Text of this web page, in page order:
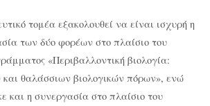
τομέα εξακολουθεί να είναι ισχυρή η
των δύο φορέων στο πλαίσιο του
«Περιβαλλοντική βιολογία:
και θαλάσσιων βιολογικών πόρων», ενώ
και η συνεργασία στο πλαίσιο του